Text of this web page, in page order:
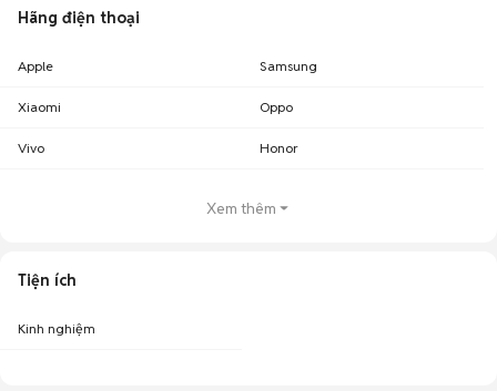
Hãng điện thoại
Apple Samsung
Xiaomi Oppo
Vivo Honor
Xem thêm
Tiện ích
Kinh nghiệm